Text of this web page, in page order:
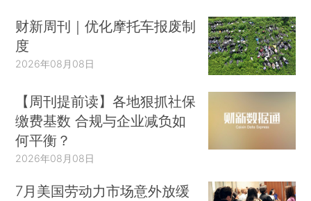
财新周刊｜优化摩托车报废制
度
2026年08月08日
【周刊提前读】各地狠抓社保
缴费基数 合规与企业减负如
何平衡？
2026年08月08日
7月美国劳动力市场意外放缓